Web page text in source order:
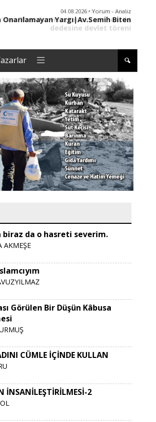
04.08.2026 • Yorum - Analiz
Yargı|Av.Semih Biten
biraz da o hasreti severim.
AKMEŞE
Görülen Bir Düşün Kâbusa
CÜMLE İÇİNDE KULLAN
İNSANİLEŞTİRİLMESİ-2